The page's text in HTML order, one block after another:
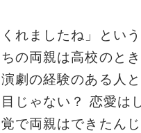
れましたね」という
の両親は高校のとき
劇の経験のある人と
じゃない？ 恋愛は
で両親はできたんじ